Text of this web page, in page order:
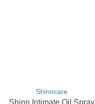
Shinncare
Shinn Intimate Oil Spray